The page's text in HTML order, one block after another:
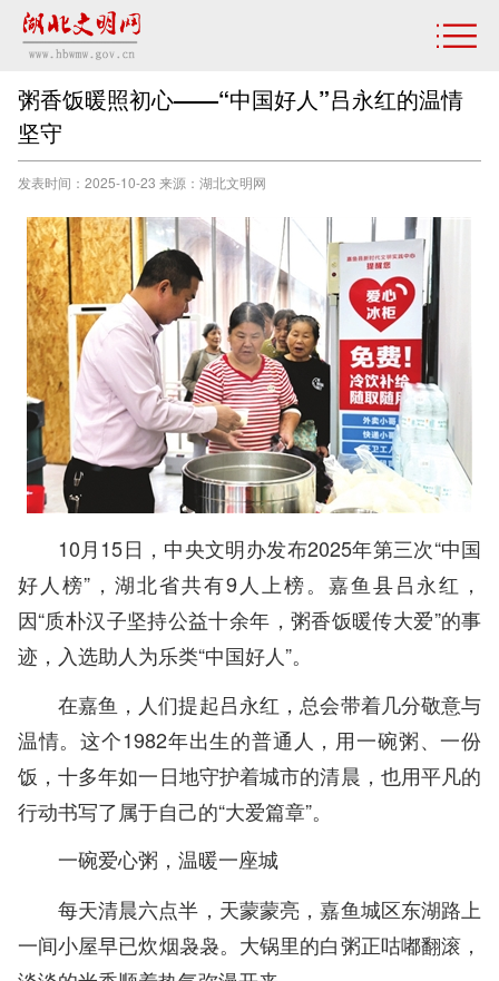
粥香饭暖照初心——“中国好人”吕永红的温情
坚守
发表时间：2025-10-23 来源：湖北文明网
10月15日，中央文明办发布2025年第三次“中国
好人榜”，湖北省共有9人上榜。嘉鱼县吕永红，
因“质朴汉子坚持公益十余年，粥香饭暖传大爱”的事
迹，入选助人为乐类“中国好人”。
在嘉鱼，人们提起吕永红，总会带着几分敬意与
温情。这个1982年出生的普通人，用一碗粥、一份
饭，十多年如一日地守护着城市的清晨，也用平凡的
行动书写了属于自己的“大爱篇章”。
一碗爱心粥，温暖一座城
每天清晨六点半，天蒙蒙亮，嘉鱼城区东湖路上
一间小屋早已炊烟袅袅。大锅里的白粥正咕嘟翻滚，